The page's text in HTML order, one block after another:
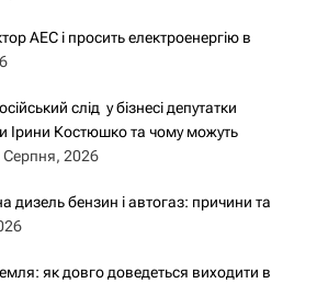
АЕС і просить електроенергію в
слід у бізнесі депутатки
Ірини Костюшко та чому можуть
Серпня, 2026
дизель бензин і автогаз: причини та
як довго доведеться виходити в